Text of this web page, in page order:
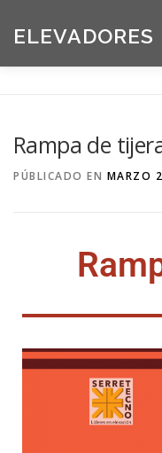
Rampa de
PÚBLICADO EN MARZO